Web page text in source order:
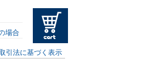
場合
引法に基づく表示